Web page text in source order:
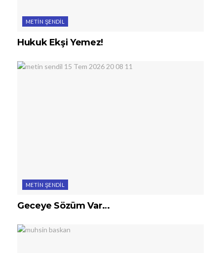
METIN ŞENDIL
Hukuk Ekşi Yemez!
METIN ŞENDIL
Geceye Sözüm Var…